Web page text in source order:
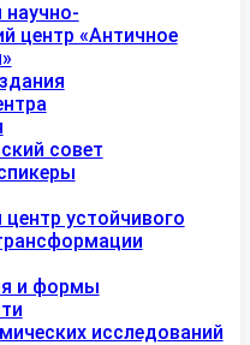
центр «Античное
совет
устойчивого
и формы
исследований